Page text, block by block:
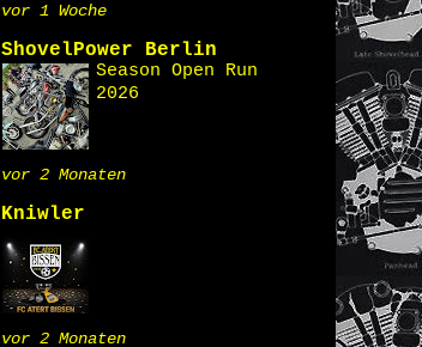
vor 1 Woche
ShovelPower Berlin
Season Open Run
2026
vor 2 Monaten
Kniwler
vor 2 Monaten